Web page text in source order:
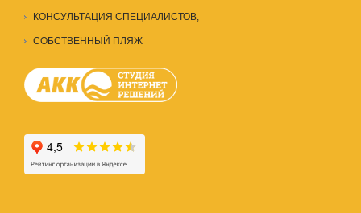
КОНСУЛЬТАЦИЯ СПЕЦИАЛИСТОВ,
СОБСТВЕННЫЙ ПЛЯЖ